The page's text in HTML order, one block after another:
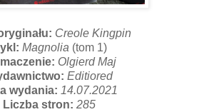
Creole Kingpin
Magnolia (tom 1)
Olgierd Maj
Editiored
wydania: 14.07.2021
Liczba stron: 285